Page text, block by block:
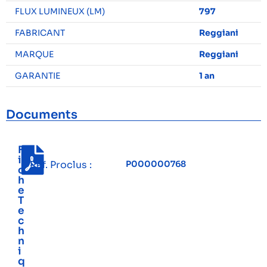
FLUX LUMINEUX (LM)
797
FABRICANT
Reggiani
MARQUE
Reggiani
GARANTIE
1 an
Documents
F
i
c
h
e
T
e
c
h
n
i
q
Réf. Proclus : P000000768